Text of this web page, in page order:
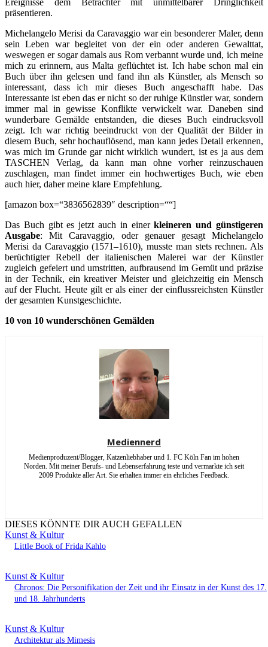
Ereignisse dem Betrachter mit unmittelbarer Dringlichkeit
präsentieren.
Michelangelo Merisi da Caravaggio war ein besonderer Maler, denn
sein Leben war begleitet von der ein oder anderen Gewalttat,
weswegen er sogar damals aus Rom verbannt wurde und, ich meine
mich zu erinnern, aus Malta geflüchtet ist. Ich habe schon mal ein
Buch über ihn gelesen und fand ihn als Künstler, als Mensch so
interessant, dass ich mir dieses Buch angeschafft habe. Das
Interessante ist eben das er nicht so der ruhige Künstler war, sondern
immer mal in gewisse Konflikte verwickelt war. Daneben sind
wunderbare Gemälde entstanden, die dieses Buch eindrucksvoll
zeigt. Ich war richtig beeindruckt von der Qualität der Bilder in
diesem Buch, sehr hochauflösend, man kann jedes Detail erkennen,
was mich im Grunde gar nicht wirklich wundert, ist es ja aus dem
TASCHEN Verlag, da kann man ohne vorher reinzuschauen
zuschlagen, man findet immer ein hochwertiges Buch, wie eben
auch hier, daher meine klare Empfehlung.
[amazon box=“3836562839″ description=““]
Das Buch gibt es jetzt auch in einerkleineren und günstigeren
Ausgabe: Mit Caravaggio, oder genauer gesagt Michelangelo
Merisi da Caravaggio (1571–1610), musste man stets rechnen. Als
berüchtigter Rebell der italienischen Malerei war der Künstler
zugleich gefeiert und umstritten, aufbrausend im Gemüt und präzise
in der Technik, ein kreativer Meister und gleichzeitig ein Mensch
auf der Flucht. Heute gilt er als einer der einflussreichsten Künstler
der gesamten Kunstgeschichte.
10 von 10 wunderschönen Gemälden
Mediennerd
Medienproduzent/Blogger, Katzenliebhaber und 1. FC Köln Fan im hohen
Norden. Mit meiner Berufs- und Lebenserfahrung teste und vermarkte ich seit
2009 Produkte aller Art. Sie erhalten immer ein ehrliches Feedback.
DIESES KÖNNTE DIR AUCH GEFALLEN
Kunst & Kultur
Little Book of Frida Kahlo
Kunst & Kultur
Chronos: Die Personifikation der Zeit und ihr Einsatz in der Kunst des 17.
und 18. Jahrhunderts
Kunst & Kultur
Architektur als Mimesis